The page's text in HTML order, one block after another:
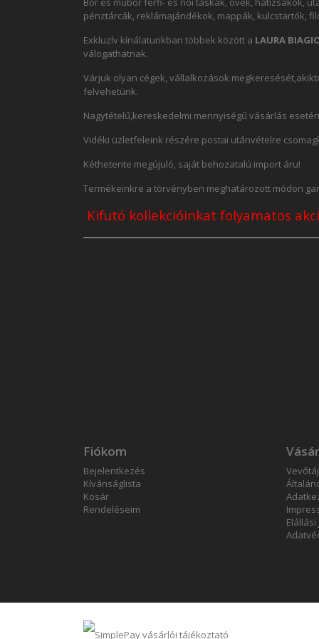
pénztárcák, reklámajándékok, mappák, kulcstartók,
Exkluzív kínálatunkban többek között a LAURA
válogathatnak.
Várjuk olyan cégek, vállalkozások
felvehetünk.
Nagytételű,kereskedelmi mennyiségű vásárlás
Vidéki üzletfeleink részére postai utánvételre
Kéthetente megújuló, saját behozatalú import áru!
Termékeinkre a törvényben meghatározott módon
Kifutó kollekcióinkat folyamatos
Fiókom
Bejelentkezés
Kívánságlista
Kosár
Rendeléseim
Elállási